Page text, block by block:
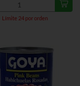
Límite 24 por orden